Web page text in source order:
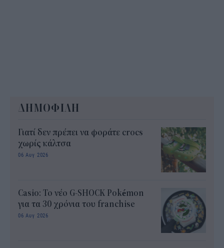
ΔΗΜΟΦΙΛΗ
Γιατί δεν πρέπει να φοράτε crocs
χωρίς κάλτσα
06 Αυγ 2026
Casio: Το νέο G-SHOCK Pokémon
για τα 30 χρόνια του franchise
06 Αυγ 2026